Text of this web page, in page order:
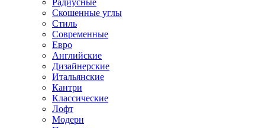
Радиусные
Скошенные углы
Стиль
Современные
Евро
Английские
Дизайнерские
Итальянские
Кантри
Классические
Лофт
Модерн